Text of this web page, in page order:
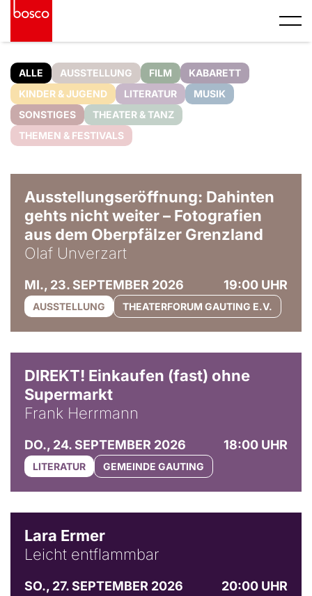
ALLE AUSSTELLUNG FILM
KABARETT
KINDER & JUGEND
LITERATUR
MUSIK
SONSTIGES
THEATER & TANZ
THEMEN & FESTIVALS
Ausstellungseröffnung: Dahinten
gehts nicht weiter – Fotografien
aus dem Oberpfälzer Grenzland
Olaf Unverzart
MI., 23. SEPTEMBER 2026 19:00 UHR
AUSSTELLUNG THEATERFORUM GAUTING E.V.
DIREKT! Einkaufen (fast) ohne
Supermarkt
Frank Herrmann
DO., 24. SEPTEMBER 2026 18:00 UHR
LITERATUR GEMEINDE GAUTING
Lara Ermer
Leicht entflammbar
SO., 27. SEPTEMBER 2026
20:00 UHR